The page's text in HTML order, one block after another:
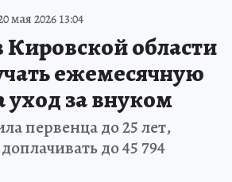
мая 2026 13:04
области
ежемесячную
уход за внуком
первенца до 25 лет,
до 45 794